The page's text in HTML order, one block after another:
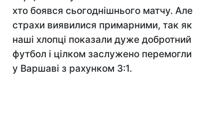
хто боявся сьогоднішнього матчу. Але
страхи виявилися примарними, так як
наші хлопці показали дуже добротний
футбол і цілком заслужено перемогли
у Варшаві з рахунком 3:1.